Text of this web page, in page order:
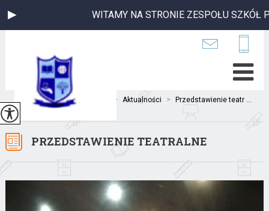
WITAMY NA STRONIE ZESPOŁU SZKÓŁ
Jesteś tutaj: > Aktualności > Przedstawienie teatr ...
PRZEDSTAWIENIE TEATRALNE